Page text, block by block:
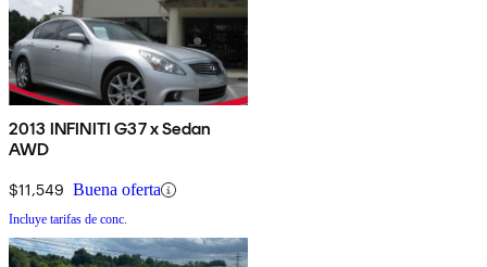
2013 INFINITI G37 x Sedan
AWD
$11,549 Buena oferta
Incluye tarifas de conc.